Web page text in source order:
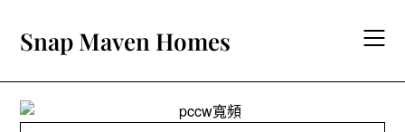
contentSnap Maven Homes